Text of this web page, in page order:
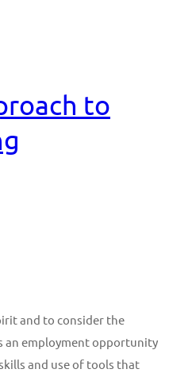
to
and to consider the
an employment opportunity
and use of tools that